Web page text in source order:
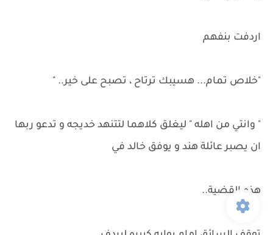
اردفت بنفهم
"خلاص تمام... هسيبك ترتاح ، تصبح على خير.. "
" وانتي من اهله " ليغلق كلاهما لتتنهد خديجه و تدعو ربها
ان يصبر عائلة هند و يوفق خالد في
هذه القضية..